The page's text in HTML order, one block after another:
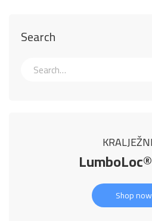
Search
Shop now